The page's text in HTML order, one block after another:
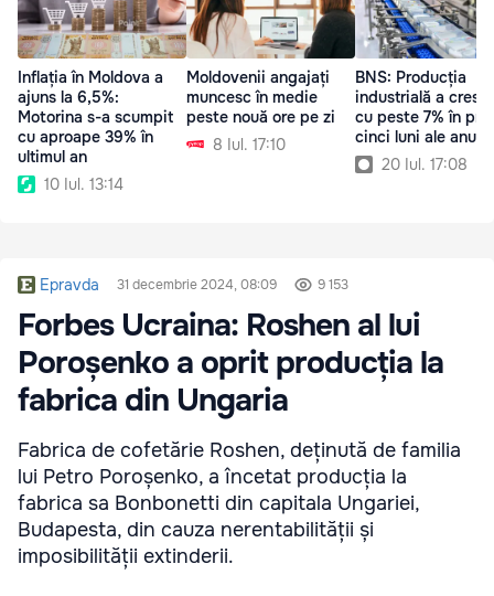
Inflația în Moldova a
ajuns la 6,5%:
Motorina s-a scumpit
cu aproape 39% în
ultimul an
10 Iul. 13:14
Moldovenii angajați
muncesc în medie
peste nouă ore pe zi
8 Iul. 17:10
BNS: Producția
industrială a
cu peste 7% în
cinci luni ale anului
20 Iul. 17:08
Epravda 31 decembrie 2024, 08:09 9 153
Forbes Ucraina: Roshen al lui
Poroșenko a oprit producția la
fabrica din Ungaria
Fabrica de cofetărie Roshen, deținută de familia
lui Petro Poroșenko, a încetat producția la
fabrica sa Bonbonetti din capitala Ungariei,
Budapesta, din cauza nerentabilității și
imposibilității extinderii.